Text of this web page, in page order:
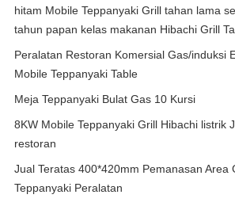
hitam Mobile Teppanyaki Grill tahan lama
tahun papan kelas makanan Hibachi Grill
Peralatan Restoran Komersial Gas/induksi
Mobile Teppanyaki Table
Meja Teppanyaki Bulat Gas 10 Kursi
8KW Mobile Teppanyaki Grill Hibachi listrik
restoran
Jual Teratas 400*420mm Pemanasan Area
Teppanyaki Peralatan